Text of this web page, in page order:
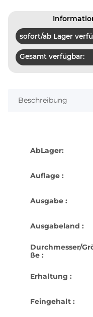
sofort/ab Lager
Gesamt verfügbar:
Beschreibung
AbLager:
Auflage :
Ausgabe :
Ausgabeland :
Durchmesser/
ße :
Erhaltung :
Feingehalt :